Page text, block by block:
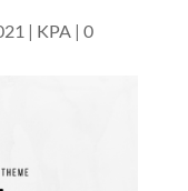
| KPA| 0